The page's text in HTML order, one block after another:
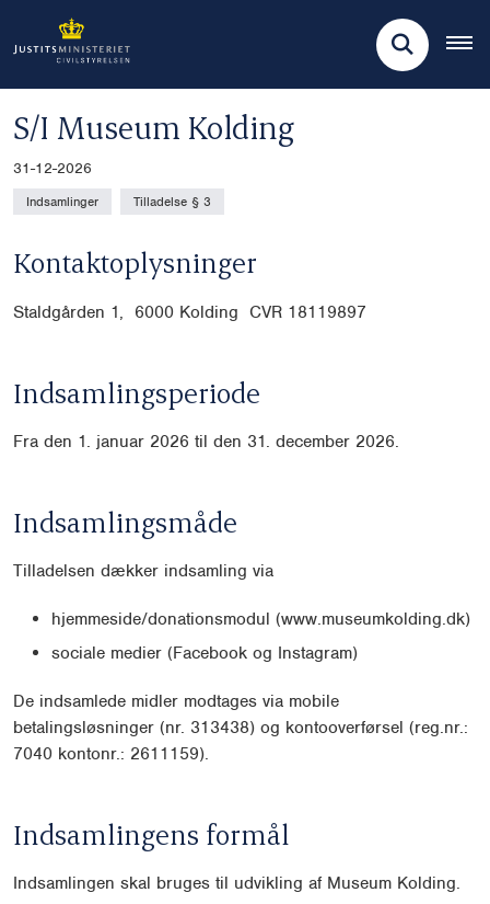
S/I Museum Kolding
31-12-2026
Indsamlinger Tilladelse § 3
Kontaktoplysninger
Staldgården 1, 6000 Kolding CVR 18119897
Indsamlingsperiode
Fra den 1. januar 2026 til den 31. december 2026.
Indsamlingsmåde
Tilladelsen dækker indsamling via
hjemmeside/donationsmodul (www.museumkolding.dk)
sociale medier (Facebook og Instagram)
De indsamlede midler modtages via mobile
betalingsløsninger (nr. 313438) og kontooverførsel (reg.nr.:
7040 kontonr.: 2611159).
Indsamlingens formål
Indsamlingen skal bruges til udvikling af Museum Kolding.